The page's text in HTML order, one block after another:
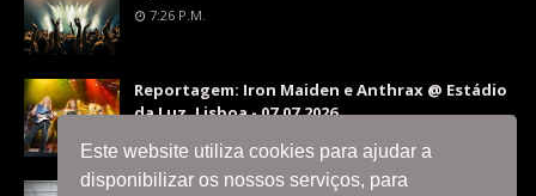
Este website utiliza cookies para ajudar a
disponibilizar os nossos serviços, para
7:26 P.m.
Reportagem: Iron Maiden e Anthrax @ Estádio
da Luz, Lisboa - 07.07.2026
9:36 P.m.
Interview with Silent Skies